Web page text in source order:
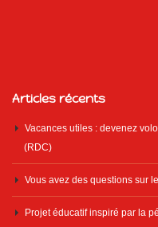
Articles récents
Vacances utiles : devenez
(RDC)
Vous avez des questions sur
Projet éducatif inspiré par la